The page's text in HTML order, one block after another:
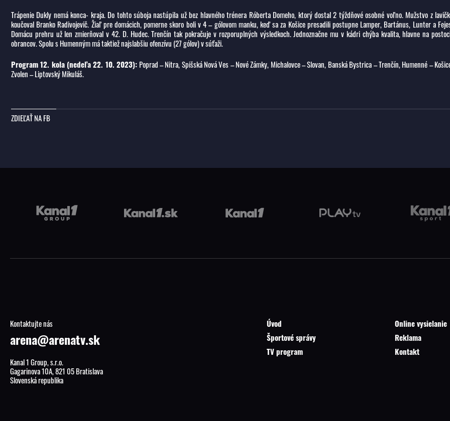
Trápenie Dukly nemá konca- kraja. Do tohto súboja nastúpila už bez hlavného trénera Róberta Domeho, ktorý dostal 2 týždňové osobné voľno. Mužstvo z
koučoval Branko Radivojevič. Žiaľ pre domácich, pomerne skoro boli v 4 – gólovom manku, keď sa za Košice presadili postupne Lamper, Bartánus, Lunter a
Domácu prehru už len zmierňoval v 42. D. Hudec. Trenčín tak pokračuje v rozporuplných výsledkoch. Jednoznačne mu v kádri chýba kvalita, hlavne na
obrancov. Spolu s Humenným má taktiež najslabšiu ofenzívu (27 gólov) v súťaži.
Program 12. kola (nedeľa 22. 10. 2023): Poprad – Nitra, Spišská Nová Ves – Nové Zámky, Michalovce – Slovan, Banská Bystrica – Trenčín, Humenné –
Zvolen – Liptovský Mikuláš.
ZDIEĽAŤ NA FB
Kontaktujte nás
arena@arenatv.sk
Kanal 1 Group, s.r.o.
Gagarinova 10A, 821 05 Bratislava
Slovenská republika
Úvod
Športové správy
TV program
Online vysielanie
Reklama
Kontakt